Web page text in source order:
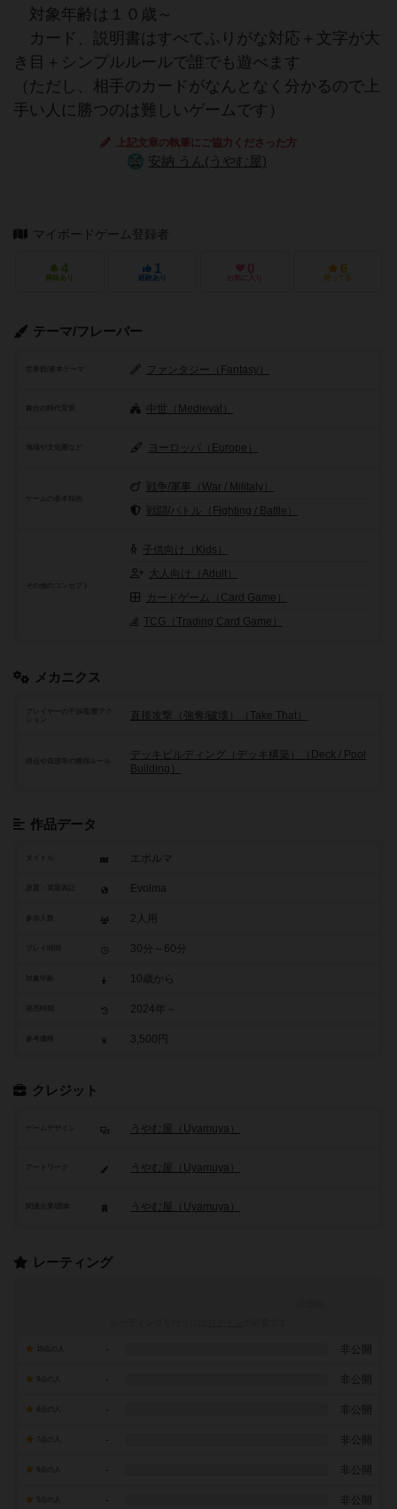
対象年齢は１０歳～
カード、説明書はすべてふりがな対応＋文字が大
き目＋シンプルルールで誰でも遊べます
（ただし、相手のカードがなんとなく分かるので上
手い人に勝つのは難しいゲームです）
上記文章の執筆にご協力くださった方
安納 うん(うやむ屋)
マイボードゲーム登録者
4
興味あり
1
経験あり
0
お気に入り
6
持ってる
テーマ/フレーバー
世界観/基本テーマ ファンタジー（Fantasy）
舞台の時代背景 中世（Medieval）
地域や文化圏など ヨーロッパ（Europe）
ゲームの基本目的
戦争/軍事（War / Militaly）
戦闘/バトル（Fighting / Battle）
その他のコンセプト
子供向け（Kids）
大人向け（Adult）
カードゲーム（Card Game）
TCG（Trading Card Game）
メカニクス
プレイヤーの干渉/影響アク
直接攻撃（強奪/破壊）（Take That）
デッキビルディング（デッキ構築）（Deck / Pool
Building）
作品データ
タイトル エボルマ
Evolma
参加人数 2人用
30分～60分
10歳から
2024年～
参考価格 3,500円
クレジット
ゲームデザイン うやむ屋（Uyamuya）
アートワーク うやむ屋（Uyamuya）
うやむ屋（Uyamuya）
レーティング
- 非公開
- 非公開
- 非公開
7点の人 - 非公開
- 非公開
- 非公開